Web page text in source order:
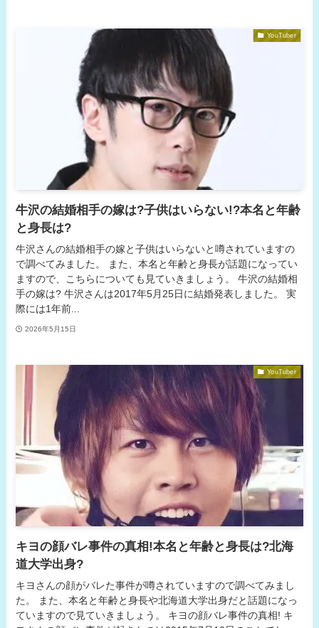
YouTuber
牛沢の結婚相手の嫁は?子供はいらない!?本名と年齢
と身長は?
牛沢さんの結婚相手の嫁と子供はいらないと噂されていますの
で調べてみました。 また、本名と年齢と身長が話題になってい
ますので、こちらについても見ていきましょう。 牛沢の結婚相
手の嫁は? 牛沢さんは2017年5月25日に結婚発表しました。 実
際には1年前...
2026年5月15日
YouTuber
キヨの顔バレ事件の真相!本名と年齢と身長は?北海
道大学出身?
キヨさんの顔がバレた事件が噂されていますので調べてみまし
た。 また、本名と年齢と身長や北海道大学出身だと話題になっ
ていますので見ていきましょう。 キヨの顔バレ事件の真相! キ